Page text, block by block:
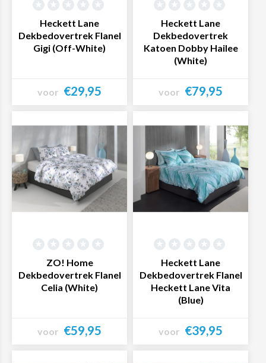
Heckett Lane
Dekbedovertrek Flanel
Gigi (Off-White)
voor €29,95
Heckett Lane
Dekbedovertrek
Katoen Dobby Hailee
(White)
voor €79,95
ZO! Home
Dekbedovertrek Flanel
Celia (White)
voor €59,95
Heckett Lane
Dekbedovertrek Flanel
Heckett Lane Vita
(Blue)
voor €39,95